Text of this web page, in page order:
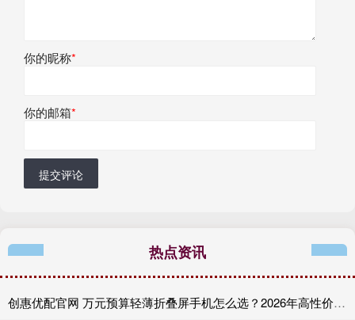
你的昵称*
你的邮箱*
提交评论
热点资讯
创惠优配官网 万元预算轻薄折叠屏手机怎么选？2026年高性价比折叠机推荐